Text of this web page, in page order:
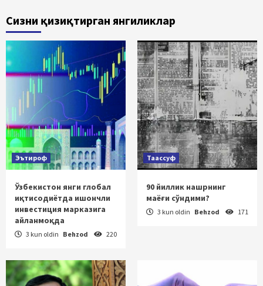
Сизни қизиқтирган янгиликлар
Эътироф
Ўзбекистон янги глобал
иқтисодиётда ишончли
инвестиция марказига
айланмоқда
3 kun oldin Behzod 220
Таассуф
90 йиллик нашрнинг
маёғи сўндими?
3 kun oldin Behzod 171